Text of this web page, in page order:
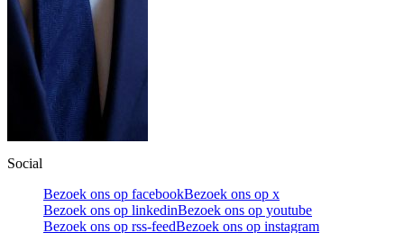
Social
Bezoek ons op facebookBezoek ons op x
Bezoek ons op linkedinBezoek ons op youtube
Bezoek ons op rss-feedBezoek ons op instagram